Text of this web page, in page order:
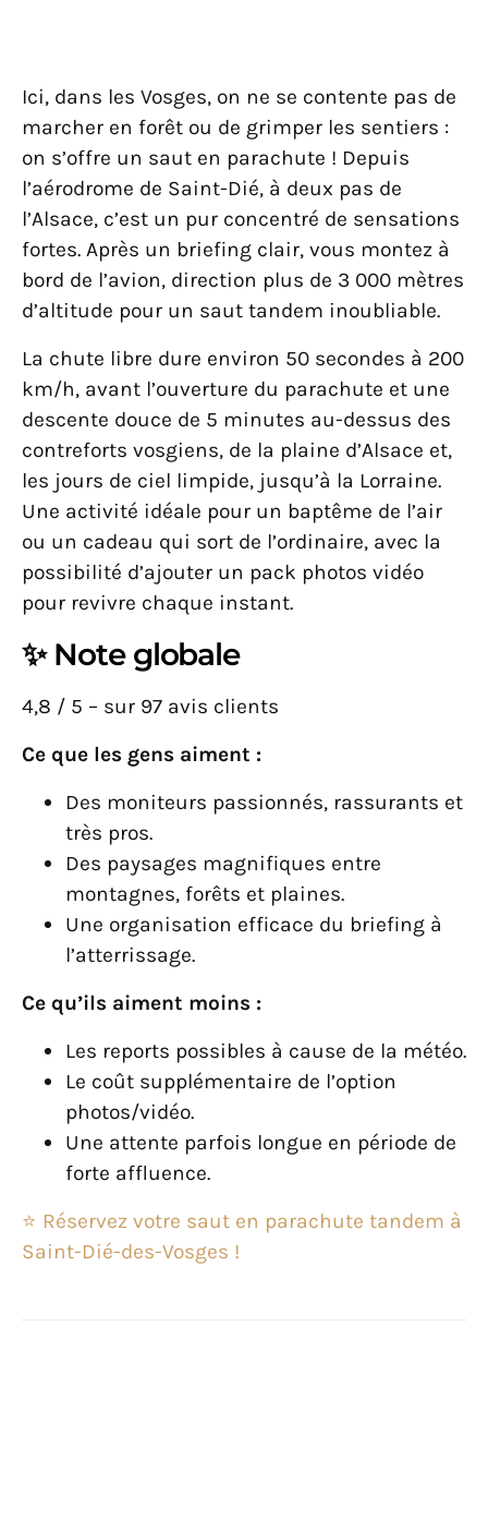
Ici, dans les Vosges, on ne se contente pas de
marcher en forêt ou de grimper les sentiers :
on s’offre un saut en parachute ! Depuis
l’aérodrome de Saint-Dié, à deux pas de
l’Alsace, c’est un pur concentré de sensations
fortes. Après un briefing clair, vous montez à
bord de l’avion, direction plus de 3 000 mètres
d’altitude pour un saut tandem inoubliable.
La chute libre dure environ 50 secondes à 200
km/h, avant l’ouverture du parachute et une
descente douce de 5 minutes au-dessus des
contreforts vosgiens, de la plaine d’Alsace et,
les jours de ciel limpide, jusqu’à la Lorraine.
Une activité idéale pour un baptême de l’air
ou un cadeau qui sort de l’ordinaire, avec la
possibilité d’ajouter un pack photos vidéo
pour revivre chaque instant.
✨ Note globale
4,8 / 5 – sur 97 avis clients
Ce que les gens aiment :
Des moniteurs passionnés, rassurants et
très pros.
Des paysages magnifiques entre
montagnes, forêts et plaines.
Une organisation efficace du briefing à
l’atterrissage.
Ce qu’ils aiment moins :
Les reports possibles à cause de la météo.
Le coût supplémentaire de l’option
photos/vidéo.
Une attente parfois longue en période de
forte affluence.
⭐ Réservez votre saut en parachute tandem à
Saint-Dié-des-Vosges !